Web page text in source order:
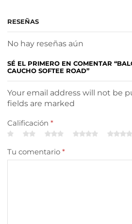
RESEÑAS
No hay reseñas aún
SÉ EL PRIMERO EN COMENTAR
CAUCHO SOFTEE ROAD”
Your email address will not be
fields are marked
Calificación *
Tu comentario *